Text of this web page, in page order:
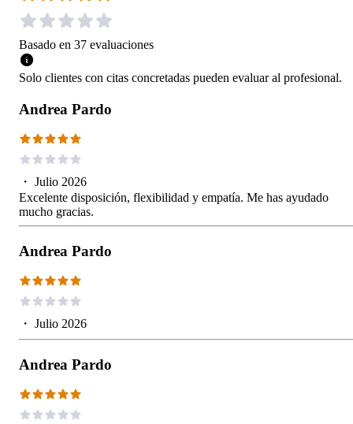
Basado en 37 evaluaciones
Solo clientes con citas concretadas pueden evaluar al profesional.
Andrea Pardo
・ Julio 2026
Excelente disposición, flexibilidad y empatía. Me has ayudado
mucho gracias.
Andrea Pardo
・ Julio 2026
Andrea Pardo